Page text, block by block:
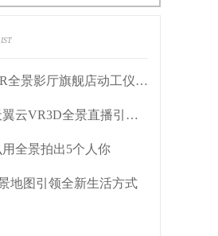
耳东国际影城暨耳东VR全景影厅旗舰店动工仪式盛大举行
激战到底丨中国电信天翼云VR3D全景直播引燃拳击热火
全景拍出5个人你
地图引领全新生活方式